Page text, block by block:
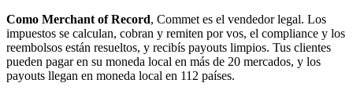
Como Merchant of Record, Commet es el vendedor legal. Los
impuestos se calculan, cobran y remiten por vos, el compliance y los
reembolsos están resueltos, y recibís payouts limpios. Tus clientes
pueden pagar en su moneda local en más de 20 mercados, y los
payouts llegan en moneda local en 112 países.